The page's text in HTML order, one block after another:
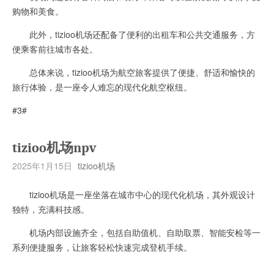
购物和美食。
此外，tizioo机场还配备了便利的出租车和公共交通服务，方
便乘客前往城市各处。
总体来说，tizioo机场为航空旅客提供了便捷、舒适和愉快的
旅行体验，是一座令人难忘的现代化航空枢纽。
#3#
tizioo机场npv
2025年1月15日 tizioo机场
tizioo机场是一座坐落在城市中心的现代化机场，其外观设计
独特，充满科技感。
机场内部设施齐全，包括自助值机、自助取票、智能安检等一
系列便捷服务，让旅客轻松快速完成登机手续。